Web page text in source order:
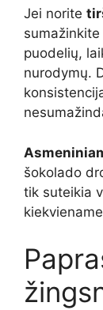
Jei norite
puodelių,
nurodymų.
šokolado
tik suteikia